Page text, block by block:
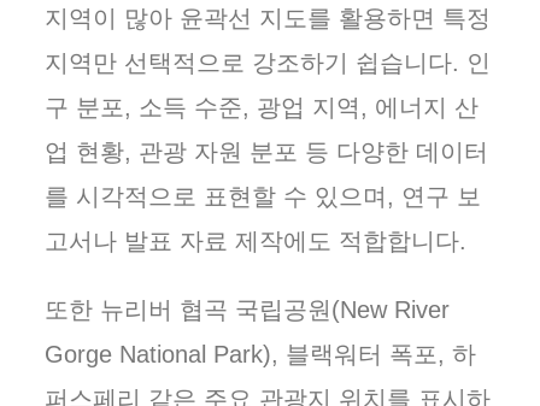
지역이 많아 윤곽선 지도를 활용하면 특정
지역만 선택적으로 강조하기 쉽습니다. 인
구 분포, 소득 수준, 광업 지역, 에너지 산
업 현황, 관광 자원 분포 등 다양한 데이터
를 시각적으로 표현할 수 있으며, 연구 보
고서나 발표 자료 제작에도 적합합니다.
또한 뉴리버 협곡 국립공원(New River
Gorge National Park), 블랙워터 폭포, 하
퍼스페리 같은 주요 관광지 위치를 표시하